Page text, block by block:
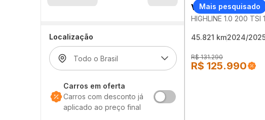
Localização
Carros em oferta
Carros com desconto já
aplicado ao preço final
Mais pesquisado
VOLKSWAGEN
HIGHLINE 1.0 200 TSI
45.821 km2024/
R$ 131.290
R$ 125.990